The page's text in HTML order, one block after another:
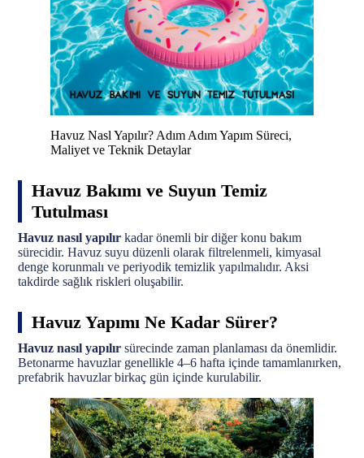
Havuz Nasl Yapılır? Adım Adım Yapım Süreci,
Maliyet ve Teknik Detaylar
Havuz Bakımı ve Suyun Temiz
Tutulması
Havuz nasıl yapılır kadar önemli bir diğer konu bakım
sürecidir. Havuz suyu düzenli olarak filtrelenmeli, kimyasal
denge korunmalı ve periyodik temizlik yapılmalıdır. Aksi
takdirde sağlık riskleri oluşabilir.
Havuz Yapımı Ne Kadar Sürer?
Havuz nasıl yapılır sürecinde zaman planlaması da önemlidir.
Betonarme havuzlar genellikle 4–6 hafta içinde tamamlanırken,
prefabrik havuzlar birkaç gün içinde kurulabilir.